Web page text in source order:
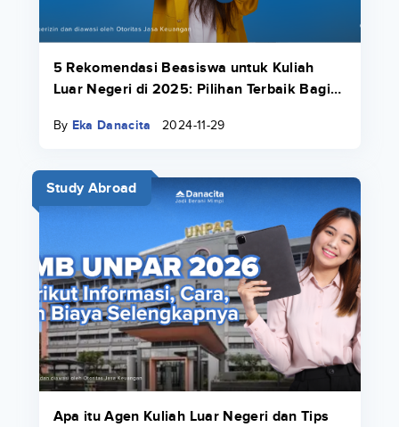
5 Rekomendasi Beasiswa untuk Kuliah
Luar Negeri di 2025: Pilihan Terbaik Bagi
By Eka Danacita 2024-11-29
Study Abroad
Apa itu Agen Kuliah Luar Negeri dan Tips